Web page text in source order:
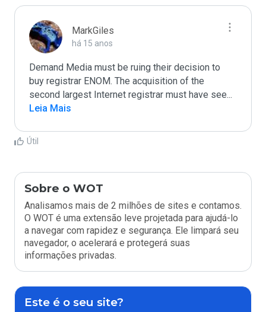
MarkGiles
há 15 anos
Demand Media must be ruing their decision to
buy registrar ENOM. The acquisition of the
second largest Internet registrar must have see...
Leia Mais
Útil
Sobre o WOT
Analisamos mais de 2 milhões de sites e contamos.
O WOT é uma extensão leve projetada para ajudá-lo
a navegar com rapidez e segurança. Ele limpará seu
navegador, o acelerará e protegerá suas
informações privadas.
Este é o seu site?